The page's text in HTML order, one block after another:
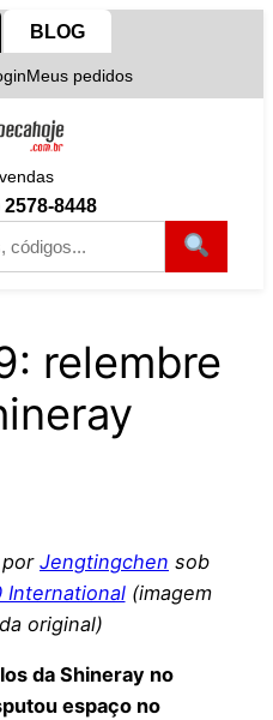
BLOG
Meus pedidos
2578-8448
relembre
por Jengtingchen sob
International(imagem
original)
da Shineray no
espaço no